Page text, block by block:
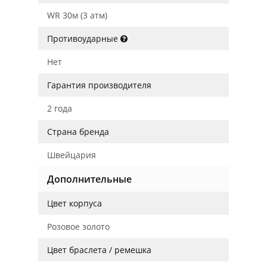
WR 30м (3 атм)
Противоударные
Нет
Гарантия производителя
2 года
Страна бренда
Швейцария
Дополнительные
Цвет корпуса
Розовое золото
Цвет браслета / ремешка